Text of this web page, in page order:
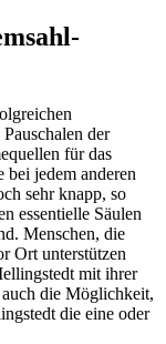
der
für das
jedem anderen
sehr knapp, so
essentielle Säulen
Menschen, die
Ort unterstützen
mit ihrer
die Möglichkeit,
die eine oder